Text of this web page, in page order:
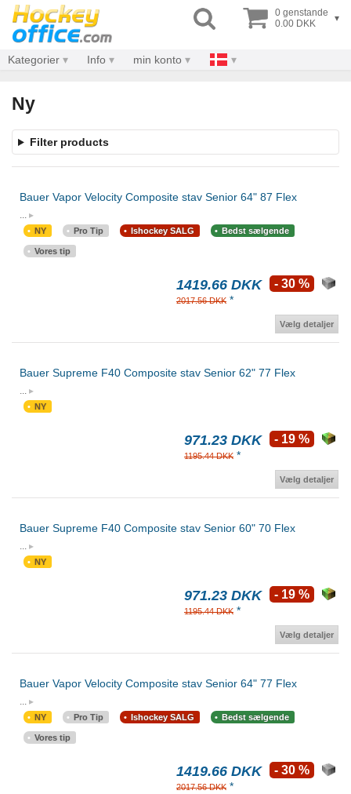
0 genstande
0.00 DKK
▾
Kategorier Info min konto
Ny
Filter products
Bauer Vapor Velocity Composite stav Senior 64" 87 Flex
...
NY Pro Tip Ishockey SALG Bedst sælgende
Vores tip
1419.66 DKK
2017.56 DKK *
- 30 %
Vælg detaljer
Bauer Supreme F40 Composite stav Senior 62" 77 Flex
...
NY
971.23 DKK
1195.44 DKK *
- 19 %
Vælg detaljer
Bauer Supreme F40 Composite stav Senior 60" 70 Flex
...
NY
971.23 DKK
1195.44 DKK *
- 19 %
Vælg detaljer
Bauer Vapor Velocity Composite stav Senior 64" 77 Flex
...
NY Pro Tip Ishockey SALG Bedst sælgende
Vores tip
1419.66 DKK
2017.56 DKK *
- 30 %